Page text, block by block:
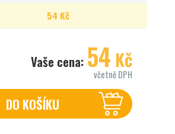
54 Kč
Vaše cena: 54 Kč
včetně DPH
DO KOŠÍKU